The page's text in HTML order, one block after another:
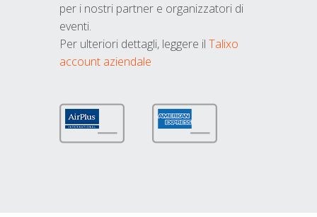
per i nostri partner e organizzatori di
eventi.
Per ulteriori dettagli, leggere il Talixo
account aziendale